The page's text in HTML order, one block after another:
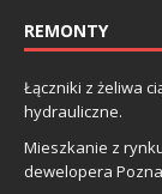
REMONTY
Łączniki z żeliwa
hydrauliczne.
Mieszkanie z
dewelopera